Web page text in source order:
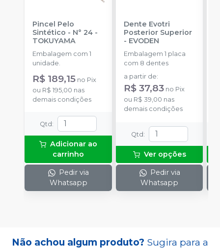
Pincel Pelo
Sintético - N° 24 -
TOKUYAMA
Embalagem com 1
unidade.
R$ 189,15 no Pix
ou R$ 195,00 nas
demais condições
Qtd:
Adicionar ao
carrinho
Pedir via
Whatsapp
Dente Evotri
Posterior Superior
- EVODEN
Embalagem 1 placa
com 8 dentes
a partir de:
R$ 37,83 no Pix
ou R$ 39,00 nas
demais condições
Qtd:
Ver opções
Pedir via
Whatsapp
Não achou algum produto? Sugira para a